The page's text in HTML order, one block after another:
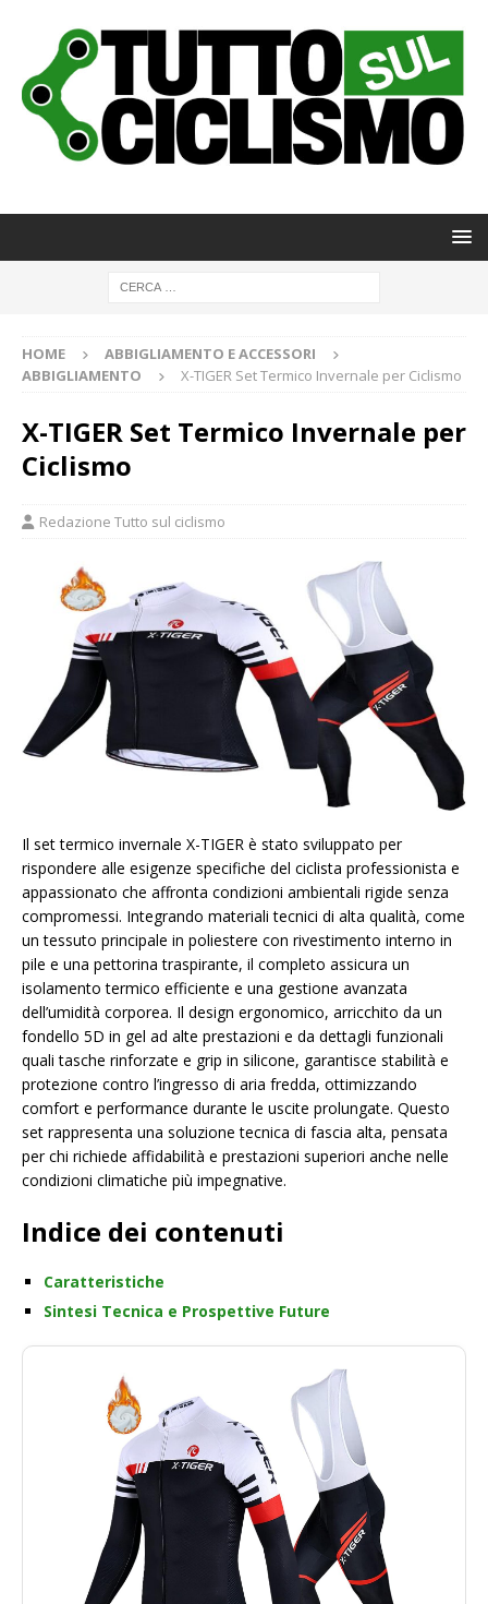
HOME
ABBIGLIAMENTO E ACCESSORI
ABBIGLIAMENTO
X-TIGER Set Termico Invernale per Ciclismo
X-TIGER Set Termico Invernale per
Ciclismo
Redazione Tutto sul ciclismo
Il set termico invernale X-TIGER è stato sviluppato per
rispondere alle esigenze specifiche del ciclista professionista e
appassionato che affronta condizioni ambientali rigide senza
compromessi. Integrando materiali tecnici di alta qualità, come
un tessuto principale in poliestere con rivestimento interno in
pile e una pettorina traspirante, il completo assicura un
isolamento termico efficiente e una gestione avanzata
dell’umidità corporea. Il design ergonomico, arricchito da un
fondello 5D in gel ad alte prestazioni e da dettagli funzionali
quali tasche rinforzate e grip in silicone, garantisce stabilità e
protezione contro l’ingresso di aria fredda, ottimizzando
comfort e performance durante le uscite prolungate. Questo
set rappresenta una soluzione tecnica di fascia alta, pensata
per chi richiede affidabilità e prestazioni superiori anche nelle
condizioni climatiche più impegnative.
Indice dei contenuti
Caratteristiche
Sintesi Tecnica e Prospettive Future